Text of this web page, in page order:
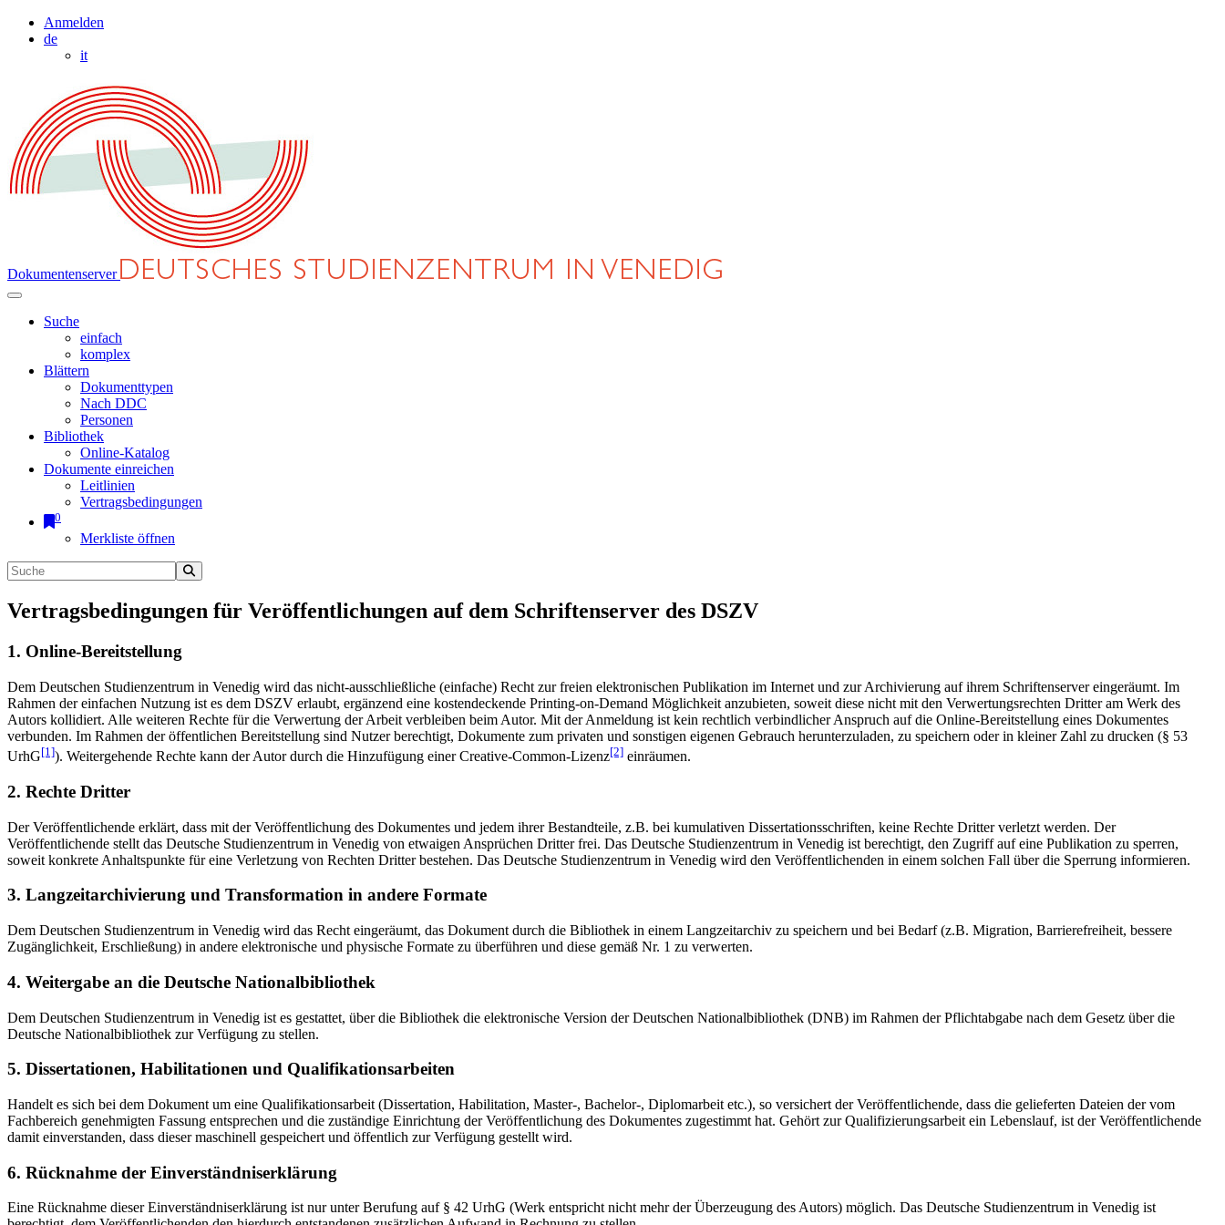
Anmelden
de
it
Dokumentenserver
Suche
einfach
komplex
Blättern
Dokumenttypen
Nach DDC
Personen
Bibliothek
Online-Katalog
Dokumente einreichen
Leitlinien
Vertragsbedingungen
0
Merkliste öffnen
Vertragsbedingungen für Veröffentlichungen auf dem Schriftenserver des DSZV
1. Online-Bereitstellung
Dem Deutschen Studienzentrum in Venedig wird das nicht-ausschließliche (einfache) Recht zur freien elektronischen Publikation im Internet und zur Archivierung auf ihrem Schriftenserver eingeräumt. Im
Rahmen der einfachen Nutzung ist es dem DSZV erlaubt, ergänzend eine kostendeckende Printing-on-Demand Möglichkeit anzubieten, soweit diese nicht mit den Verwertungsrechten Dritter am Werk des
Autors kollidiert. Alle weiteren Rechte für die Verwertung der Arbeit verbleiben beim Autor. Mit der Anmeldung ist kein rechtlich verbindlicher Anspruch auf die Online-Bereitstellung eines Dokumentes
verbunden. Im Rahmen der öffentlichen Bereitstellung sind Nutzer berechtigt, Dokumente zum privaten und sonstigen eigenen Gebrauch herunterzuladen, zu speichern oder in kleiner Zahl zu drucken (§ 53
UrhG[1]). Weitergehende Rechte kann der Autor durch die Hinzufügung einer Creative-Common-Lizenz[2] einräumen.
2. Rechte Dritter
Der Veröffentlichende erklärt, dass mit der Veröffentlichung des Dokumentes und jedem ihrer Bestandteile, z.B. bei kumulativen Dissertationsschriften, keine Rechte Dritter verletzt werden. Der
Veröffentlichende stellt das Deutsche Studienzentrum in Venedig von etwaigen Ansprüchen Dritter frei. Das Deutsche Studienzentrum in Venedig ist berechtigt, den Zugriff auf eine Publikation zu sperren,
soweit konkrete Anhaltspunkte für eine Verletzung von Rechten Dritter bestehen. Das Deutsche Studienzentrum in Venedig wird den Veröffentlichenden in einem solchen Fall über die Sperrung informieren.
3. Langzeitarchivierung und Transformation in andere Formate
Dem Deutschen Studienzentrum in Venedig wird das Recht eingeräumt, das Dokument durch die Bibliothek in einem Langzeitarchiv zu speichern und bei Bedarf (z.B. Migration, Barrierefreiheit, bessere
Zugänglichkeit, Erschließung) in andere elektronische und physische Formate zu überführen und diese gemäß Nr. 1 zu verwerten.
4. Weitergabe an die Deutsche Nationalbibliothek
Dem Deutschen Studienzentrum in Venedig ist es gestattet, über die Bibliothek die elektronische Version der Deutschen Nationalbibliothek (DNB) im Rahmen der Pflichtabgabe nach dem Gesetz über die
Deutsche Nationalbibliothek zur Verfügung zu stellen.
5. Dissertationen, Habilitationen und Qualifikationsarbeiten
Handelt es sich bei dem Dokument um eine Qualifikationsarbeit (Dissertation, Habilitation, Master-, Bachelor-, Diplomarbeit etc.), so versichert der Veröffentlichende, dass die gelieferten Dateien der vom
Fachbereich genehmigten Fassung entsprechen und die zuständige Einrichtung der Veröffentlichung des Dokumentes zugestimmt hat. Gehört zur Qualifizierungsarbeit ein Lebenslauf, ist der Veröffentlichende
damit einverstanden, dass dieser maschinell gespeichert und öffentlich zur Verfügung gestellt wird.
6. Rücknahme der Einverständniserklärung
Eine Rücknahme dieser Einverständniserklärung ist nur unter Berufung auf § 42 UrhG (Werk entspricht nicht mehr der Überzeugung des Autors) möglich. Das Deutsche Studienzentrum in Venedig ist